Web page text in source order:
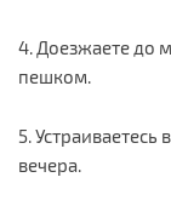
4. Доезжаете до
пешком.
5. Устраиваетесь
вечера.